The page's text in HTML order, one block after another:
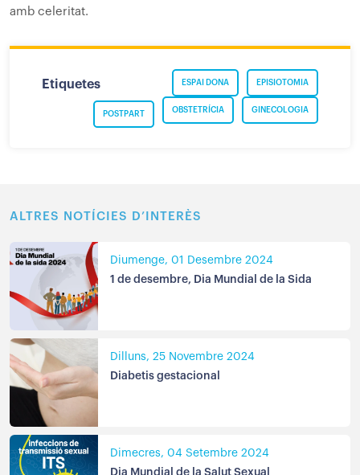
amb celeritat.
Etiquetes EPISIOTOMIA
ESPAI DONA
GINECOLOGIA
OBSTETRÍCIA
POSTPART
ALTRES NOTÍCIES D’INTERÈS
Diumenge, 01 Desembre 2024
1 de desembre, Dia Mundial de la Sida
Dilluns, 25 Novembre 2024
Diabetis gestacional
Dimecres, 04 Setembre 2024
Dia Mundial de la Salut Sexual